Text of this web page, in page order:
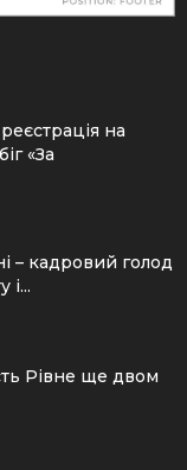
на
«За
– кадровий голод
і...
Рівне ще двом